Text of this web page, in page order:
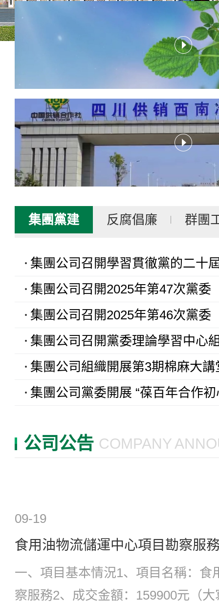
集團黨建 反腐倡廉 群團
集團公司召開學習貫徹黨的二十屆四中全會及省委十二屆八次全會
集團公司召開2025年第47次黨委（
集團公司召開2025年第46次黨委（
集團公司召開黨委理論學習中心組2025年第六次專題學
集團公司組織開展第3期棉麻大講堂 ——大客戶銷售全程溝通技
集團公司黨委開展 “葆百年合作初心、喜迎黨的二十大”
公司公告 COMPANY
09-19
食用油物流儲運中心項目勘察服
一、項目基本情況1、項目名稱：食
察服務2、成交金額：159900元（